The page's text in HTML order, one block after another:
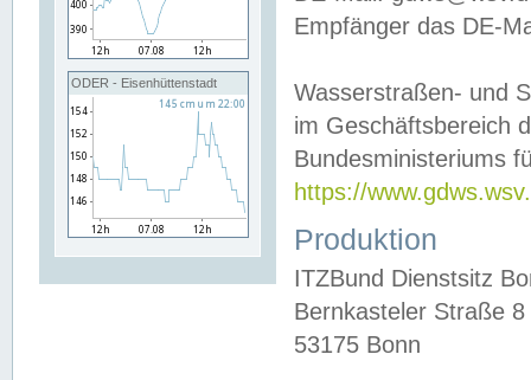
ODER - Eisenhüttenstadt
Empfänger das DE-
Wasserstraßen- und
im Geschäftsbereich
Bundesministeriums
https://
Produktion
ITZBund Dienstsitz
Bernkasteler Straße 8
53175 Bonn